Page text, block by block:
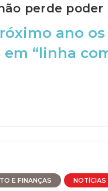
perde poder
ano
“linha
E FINANÇAS NOTÍCIAS